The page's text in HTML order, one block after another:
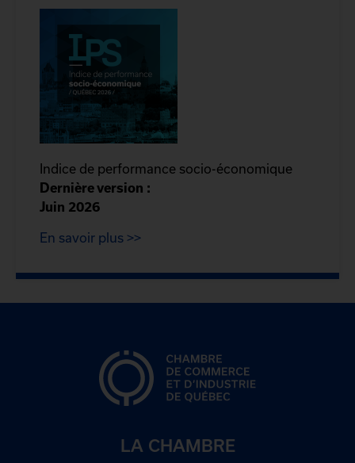
Indice de performance socio-économique
Dernière version :
Juin 2026
En savoir plus >>
commerce de Québec
LA CHAMBRE